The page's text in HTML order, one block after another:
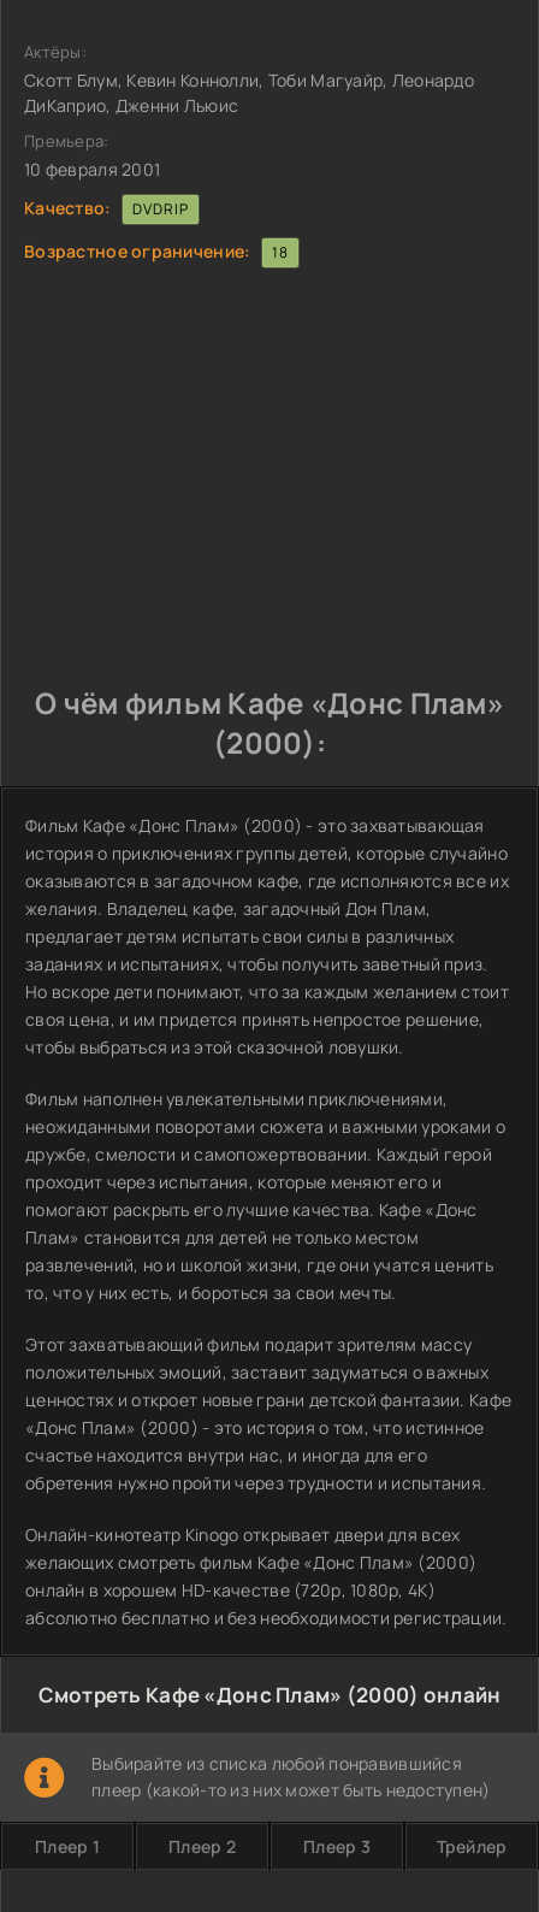
Актёры:
Скотт Блум, Кевин Коннолли, Тоби Магуайр, Леонардо
ДиКаприо, Дженни Льюис
Премьера:
10 февраля 2001
Качество:
DVDRIP
Возрастное ограничение: 18
О чём фильм Кафе «Донс Плам»
(2000):
Фильм Кафе «Донс Плам» (2000) - это захватывающая
история о приключениях группы детей, которые случайно
оказываются в загадочном кафе, где исполняются все их
желания. Владелец кафе, загадочный Дон Плам,
предлагает детям испытать свои силы в различных
заданиях и испытаниях, чтобы получить заветный приз.
Но вскоре дети понимают, что за каждым желанием стоит
своя цена, и им придется принять непростое решение,
чтобы выбраться из этой сказочной ловушки.
Фильм наполнен увлекательными приключениями,
неожиданными поворотами сюжета и важными уроками о
дружбе, смелости и самопожертвовании. Каждый герой
проходит через испытания, которые меняют его и
помогают раскрыть его лучшие качества. Кафе «Донс
Плам» становится для детей не только местом
развлечений, но и школой жизни, где они учатся ценить
то, что у них есть, и бороться за свои мечты.
Этот захватывающий фильм подарит зрителям массу
положительных эмоций, заставит задуматься о важных
ценностях и откроет новые грани детской фантазии. Кафе
«Донс Плам» (2000) - это история о том, что истинное
счастье находится внутри нас, и иногда для его
обретения нужно пройти через трудности и испытания.
Онлайн-кинотеатр Kinogo открывает двери для всех
желающих смотреть фильм Кафе «Донс Плам» (2000)
онлайн в хорошем HD-качестве (720p, 1080p, 4K)
абсолютно бесплатно и без необходимости регистрации.
Смотреть Кафе «Донс Плам» (2000) онлайн
Выбирайте из списка любой понравившийся
плеер (какой-то из них может быть недоступен)
Плеер 1 Плеер 2 Плеер 3 Трейлер